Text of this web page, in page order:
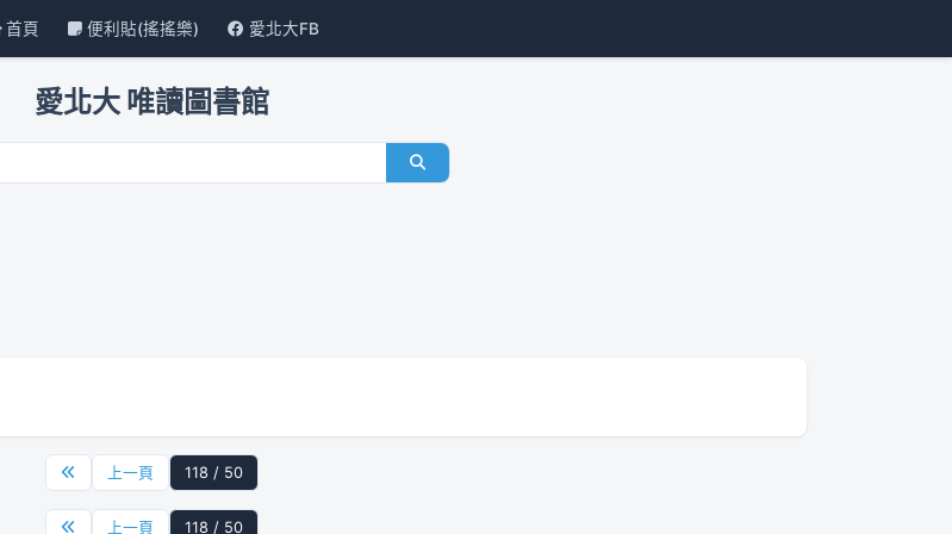
首頁 便利貼(搖搖樂) 愛北大FB
愛北大 唯讀圖書館
上一頁 118 / 50
上一頁 118 / 50